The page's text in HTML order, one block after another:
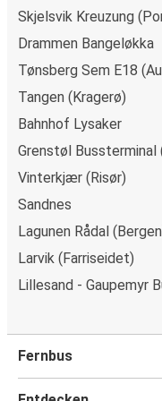
Mach Dein Reisen
App
Einfach
App Store oder
Stressfrei Buchen:
sodass zukünftige
Digitale Tickets:
Ticket ein. Kein
Exklusive Rabatte:
besten Deals und
Bleib im Loop:
Reisen.
Kundensupport –
Skjelsvik Kreuzung
Drammen Bangeløkka
Tønsberg Sem E18
Tangen (Kragerø)
Bahnhof Lysaker
Grenstøl Bussterminal
Vinterkjær (Risør)
Sandnes
Lagunen Rådal
Larvik (Farriseidet)
Lillesand - Gaupemyr
Fernbus